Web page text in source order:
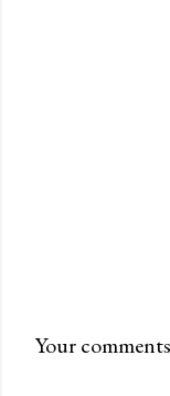
Your